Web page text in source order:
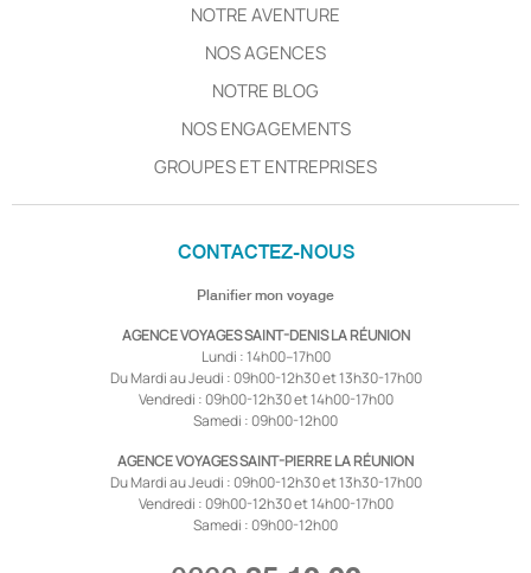
NOTRE AVENTURE
NOS AGENCES
NOTRE BLOG
NOS ENGAGEMENTS
GROUPES ET ENTREPRISES
CONTACTEZ-NOUS
Planifier mon voyage
AGENCE VOYAGES SAINT-DENIS LA RÉUNION
Lundi : 14h00–17h00
Du Mardi au Jeudi : 09h00-12h30 et 13h30-17h00
Vendredi : 09h00-12h30 et 14h00-17h00
Samedi : 09h00-12h00
AGENCE VOYAGES SAINT-PIERRE LA RÉUNION
Du Mardi au Jeudi : 09h00-12h30 et 13h30-17h00
Vendredi : 09h00-12h30 et 14h00-17h00
Samedi : 09h00-12h00